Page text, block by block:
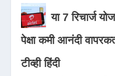
या 7 रिचार्ज
पेक्षा कमी आनंदी
टीव्ही हिंदी